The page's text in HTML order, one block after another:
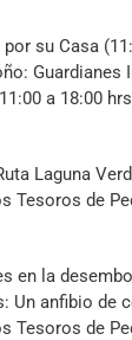
su Casa
a 18:00
Laguna
Tesoros de
en la
Un anfibio de
Tesoros de